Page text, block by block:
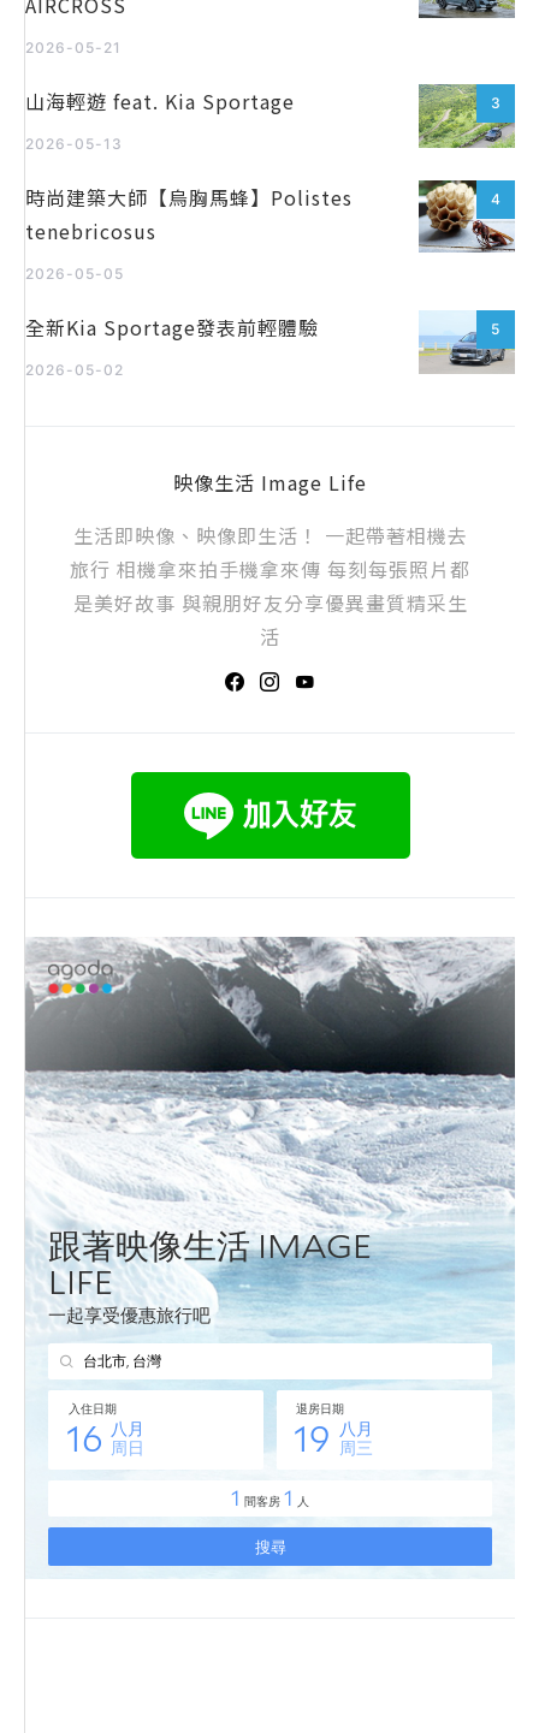
2026-05-21
3
山海輕遊 feat. Kia Sportage
2026-05-13
4
時尚建築大師【烏胸馬蜂】Polistes
tenebricosus
2026-05-05
5
全新Kia Sportage發表前輕體驗
2026-05-02
映像生活 Image Life
生活即映像、映像即生活！ 一起帶著相機去
旅行 相機拿來拍手機拿來傳 每刻每張照片都
是美好故事 與親朋好友分享優異畫質精采生
活